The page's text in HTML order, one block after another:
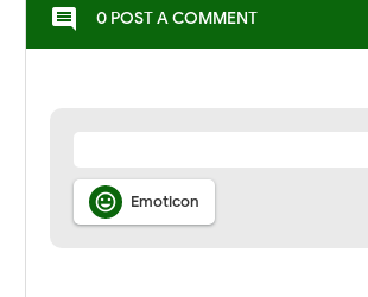
comment 0 POST A COMMENT
 Emoticon